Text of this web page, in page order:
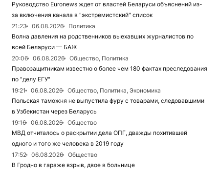
Руководство Euronews ждет от властей Беларуси объяснений из-
за включения канала в "экстремистский" список
21:23
06.08.2026
Политика
Волна давления на родственников выехавших журналистов по
всей Беларуси — БАЖ
20:06
06.08.2026
Общество, Политика
Правозащитникам известно о более чем 180 фактах преследования
по "делу ЕГУ"
19:21
06.08.2026
Общество, Политика, Экономика
Польская таможня не выпустила фуру с товарами, следовавшими
в Узбекистан через Беларусь
19:16
06.08.2026
Общество
МВД отчиталось о раскрытии дела ОПГ, дважды похитившей
одного и того же человека в 2019 году
17:52
06.08.2026
Общество
В Гродно в гараже взрыв, двое в больнице